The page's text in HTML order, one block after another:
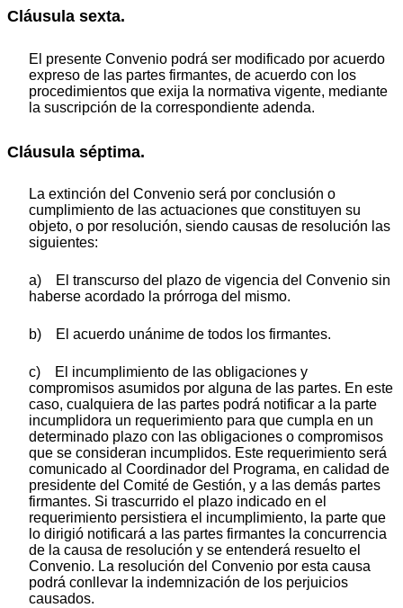
Cláusula sexta.
El presente Convenio podrá ser modificado por acuerdo
expreso de las partes firmantes, de acuerdo con los
procedimientos que exija la normativa vigente, mediante
la suscripción de la correspondiente adenda.
Cláusula séptima.
La extinción del Convenio será por conclusión o
cumplimiento de las actuaciones que constituyen su
objeto, o por resolución, siendo causas de resolución las
siguientes:
a) El transcurso del plazo de vigencia del Convenio sin
haberse acordado la prórroga del mismo.
b) El acuerdo unánime de todos los firmantes.
c) El incumplimiento de las obligaciones y
compromisos asumidos por alguna de las partes. En este
caso, cualquiera de las partes podrá notificar a la parte
incumplidora un requerimiento para que cumpla en un
determinado plazo con las obligaciones o compromisos
que se consideran incumplidos. Este requerimiento será
comunicado al Coordinador del Programa, en calidad de
presidente del Comité de Gestión, y a las demás partes
firmantes. Si trascurrido el plazo indicado en el
requerimiento persistiera el incumplimiento, la parte que
lo dirigió notificará a las partes firmantes la concurrencia
de la causa de resolución y se entenderá resuelto el
Convenio. La resolución del Convenio por esta causa
podrá conllevar la indemnización de los perjuicios
causados.